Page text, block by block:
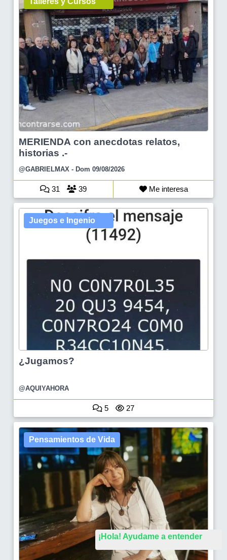
¡Hola! Ayudame a entender
MERIENDA con anecdotas relatos,
historias .-
@GABRIELMAX - Dom 09/08/2026
31 39 Me interesa
Juegos e Ingenio
¿Jugamos?
@AQUIYAHORA
5 27
Pensamientos de Vida